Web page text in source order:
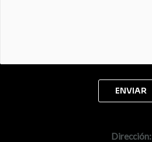
Dirección: